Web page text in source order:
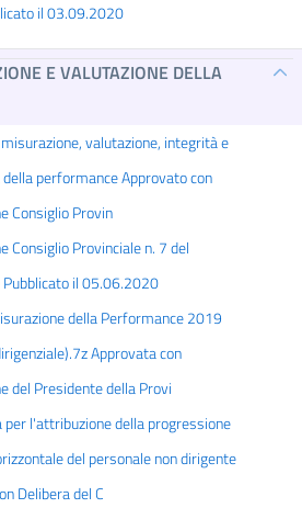
il 03.09.2020
E VALUTAZIONE DELLA
valutazione, integrità e
performance Approvato con
Consiglio Provin
Consiglio Provinciale n. 7 del
il 05.06.2020
della Performance 2019
Approvata con
del Presidente della Provi
per l'attribuzione della progressione
del personale non dirigente
Delibera del C